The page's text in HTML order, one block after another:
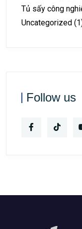
Tủ sấy công
Uncategorized
Follow us